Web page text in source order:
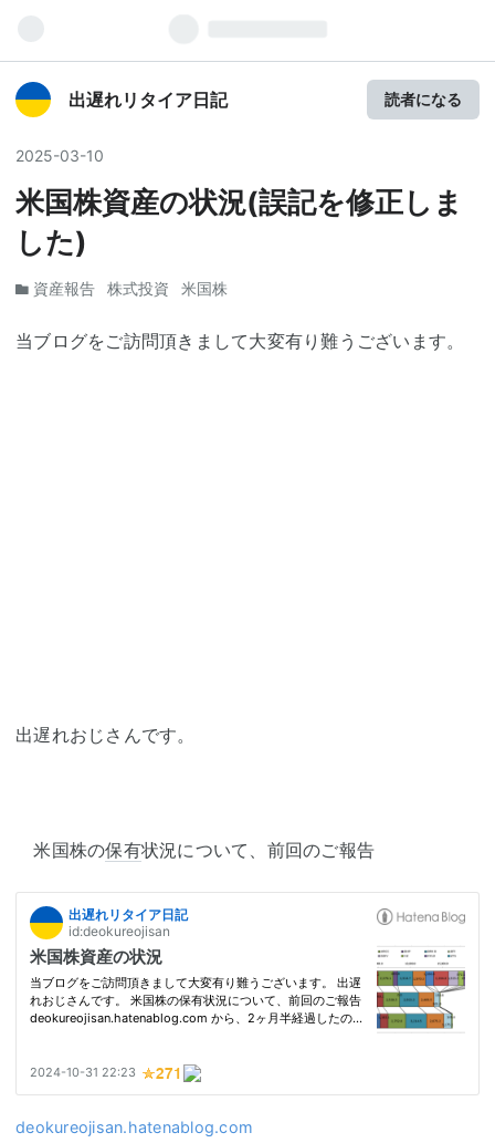
出遅れリタイア日記 読者になる
2025-03-10
米国株資産の状況(誤記を修正しま
した)
資産報告 株式投資 米国株
当ブログをご訪問頂きまして大変有り難うございます。
出遅れおじさんです。
米国株の保有状況について、前回のご報告
deokureojisan.hatenablog.com